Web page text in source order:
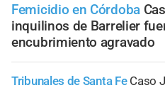
Femicidio en Córdoba
inquilinos de Barrelier
encubrimiento agravado
Tribunales de Santa Fe Caso